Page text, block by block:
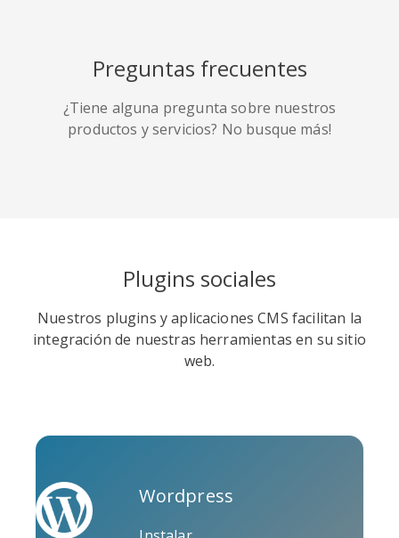
Quora Github Skype
Overflow
Trello Twitch Vk
Preguntas frecuentes
¿Tiene alguna pregunta sobre nuestros
productos y servicios? No busque más!
Plugins sociales
Nuestros plugins y aplicaciones CMS facilitan la
integración de nuestras herramientas en su sitio
web.
Wordpress